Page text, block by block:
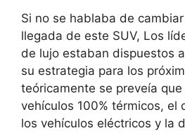
Si no se hablaba de
llegada de este SUV, Los
de lujo estaban dispuestos
su estrategia para los
teóricamente se preveía
vehículos 100% térmicos, el
los vehículos eléctricos y la